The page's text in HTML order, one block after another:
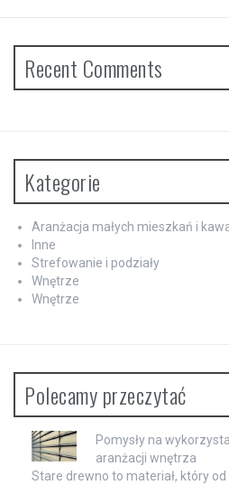
Recent Comments
Kategorie
Aranżacja małych mieszkań i
Inne
Strefowanie i podziały
Wnętrze
Wnętrze
Polecamy przeczytać
Pomysły na
aranżacji wnętrza
Stare drewno to materiał, który